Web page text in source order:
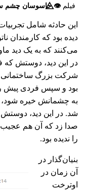
فیلم👁️⃤جاسوسان چشم
این حادثه شامل
دیده بود که کارمندان
می‌کنند که به یک دید
در این دید، دوستش
شرکت بزرگ ساختمانی
بود و سپس فردی پیش
به چشمانش خیره
شد. در این دید، دوستش
را ندیده بود.
بنیان‌گذار در
آن زمان در
اوترخت